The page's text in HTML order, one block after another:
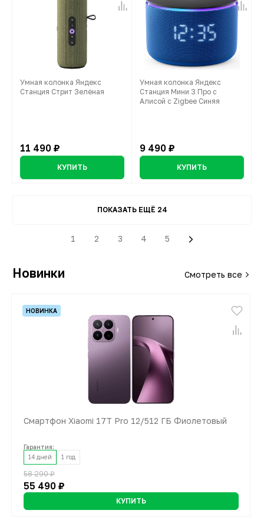
Умная колонка Яндекс
Станция Стрит Зелёная
11 490 ₽
КУПИТЬ
Умная колонка Яндекс
Станция Мини 3 Про с
Алисой с Zigbee Синяя
9 490 ₽
КУПИТЬ
ПОКАЗАТЬ ЕЩЁ 24
1 2 3 4 5
Новинки Смотреть все
НОВИНКА
Смартфон Xiaomi 17T Pro 12/512 ГБ Фиолетовый
Гарантия:
14 дней
1 год
58 290 ₽
55 490 ₽
КУПИТЬ
ТОВАР ДНЯ
Смартфон Xiaomi POCO F8 Ultra 16/512 Гб Чёрный
Гарантия:
14 дней
1 год
64 890 ₽
62 990 ₽
КУПИТЬ
НОВИНКА
Стайлер Dyson Airwrap iD (HS08), Amber Silk
Гарантия:
14 дней
1 год
37 290 ₽
35 490 ₽
КУПИТЬ
НОВИНКА
Смарт-часы Samsung Galaxy Watch Ultra (2025) LTE
Гарантия:
14 дней
1 год
26 790 ₽
25 490 ₽
КУПИТЬ
НОВИНКА
Беспроводные наушники Marshall Major V, Черные
6 890 ₽
КУПИТЬ
НОВИНКА
Смарт-часы Samsung Galaxy Watch6 Classic 43 мм
Гарантия:
14 дней
1 год
30 990 ₽
14 990 ₽
КУПИТЬ